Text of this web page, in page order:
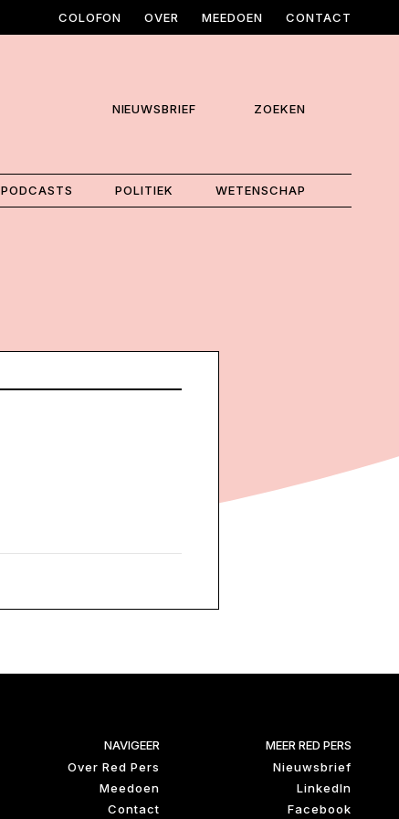
COLOFON OVER MEEDOEN CONTACT
NIEUWSBRIEF ZOEKEN
PODCASTS POLITIEK WETENSCHAP
NAVIGEER
Over Red Pers
Meedoen
Contact
MEER RED PERS
Nieuwsbrief
LinkedIn
Facebook